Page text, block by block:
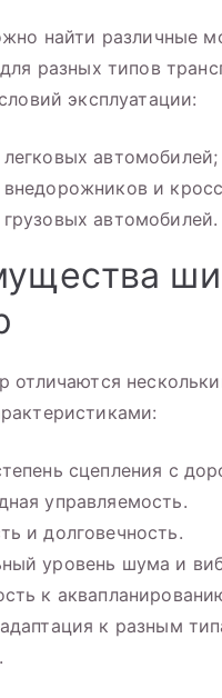
найти различные
разных типов
эксплуатации:
автомобилей;
и
автомобилей.
отличаются
сцепления с
управляемость.
и долговечность.
уровень шума и
к
к разным